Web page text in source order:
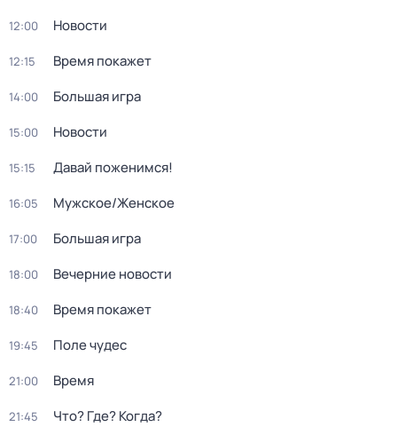
12:00 Новости
12:15 Время покажет
14:00 Большая игра
15:00 Новости
15:15 Давай поженимся!
16:05 Мужское/Женское
17:00 Большая игра
18:00 Вечерние новости
18:40 Время покажет
19:45 Поле чудес
21:00 Время
21:45 Что? Где? Когда?